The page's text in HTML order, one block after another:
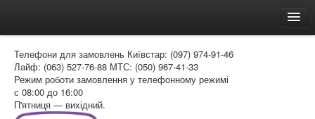
Доставка и оплата
Как заказать
Контакти
Телефони для замовлень Київстар: (097) 974-91-46
Лайф: (063) 527-76-88 МТС: (050) 967-41-33
Режим роботи замовлення у телефонному режимі
с 08:00 до 16:00
П'ятниця — вихідний.